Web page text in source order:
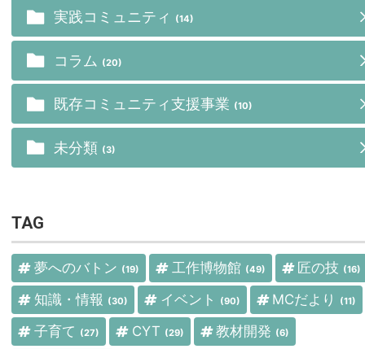
実践コミュニティ (14)
コラム (20)
既存コミュニティ支援事業 (10)
未分類 (3)
TAG
夢へのバトン (19) 工作博物館 (49) 匠の技 (16)
知識・情報 (30) イベント (90) MCだより (11)
子育て (27) CYT (29) 教材開発 (6)